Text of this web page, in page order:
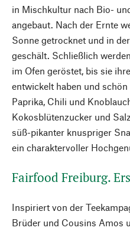
in Mischkultur nach Bio-
angebaut. Nach der Ernte
Sonne getrocknet und in
geschält. Schließlich
im Ofen geröstet, bis sie
entwickelt haben und
Paprika, Chili und
Kokosblütenzucker und
süß-pikanter knuspriger
ein charaktervoller
Fairfood Freiburg.
Inspiriert von der
Brüder und Cousins Amos